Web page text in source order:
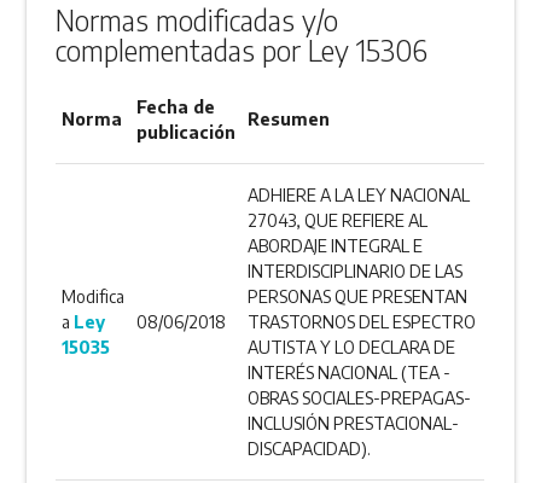
Normas modificadas y/o
complementadas por Ley 15306
Norma
Fecha de
publicación
Resumen
Modifica
a Ley
15035
08/06/2018
ADHIERE A LA LEY NACIONAL
27043, QUE REFIERE AL
ABORDAJE INTEGRAL E
INTERDISCIPLINARIO DE LAS
PERSONAS QUE PRESENTAN
TRASTORNOS DEL ESPECTRO
AUTISTA Y LO DECLARA DE
INTERÉS NACIONAL (TEA -
OBRAS SOCIALES-PREPAGAS-
INCLUSIÓN PRESTACIONAL-
DISCAPACIDAD).